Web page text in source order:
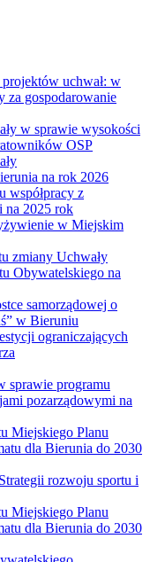
uchwał: w
za gospodarowanie
w sprawie wysokości
OSP
na rok 2026
współpracy z
na 2025 rok
w Miejskim
zmiany Uchwały
Obywatelskiego na
samorządowej o
w Bieruniu
ograniczających
sprawie programu
pozarządowymi na
Miejskiego Planu
dla Bierunia do 2030
rozwoju sportu i
Miejskiego Planu
dla Bierunia do 2030